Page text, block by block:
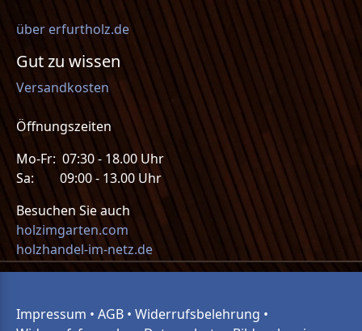
über erfurtholz.de
Gut zu wissen
Versandkosten
Öffnungszeiten
Mo-Fr: 07:30 - 18.00 Uhr
Sa: 09:00 - 13.00 Uhr
Besuchen Sie auch
holzimgarten.com
holzhandel-im-netz.de
Impressum • AGB • Widerrufsbelehrung •